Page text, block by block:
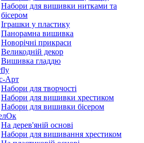
Набори для вишивки нитками та
бісером
Іграшки у пластику
Панорамна вишивка
Новорічні прикраси
Великодній декор
Вишивка гладдю
Арт
Набори для творчості
Набори для вишивки хрестиком
Набори для вишивки бісером
На дерев'яній основі
Набори для вишивання хрестиком